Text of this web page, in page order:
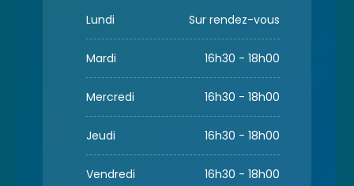
Lundi Sur rendez-vous
Mardi 16h30 - 18h00
Mercredi 16h30 - 18h00
Jeudi 16h30 - 18h00
Vendredi 16h30 - 18h00